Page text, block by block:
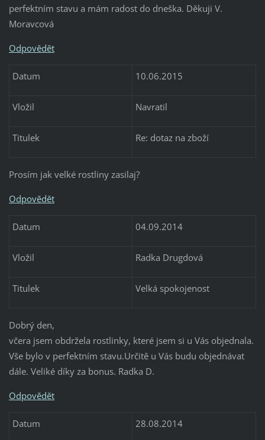
perfektním stavu a mám radost do dneška. Děkuji V.
Moravcová
Odpovědět
Datum 10.06.2015
Vložil Navratil
Titulek Re: dotaz na zboží
Prosím jak velké rostliny zasilaj?
Odpovědět
Datum 04.09.2014
Vložil Radka Drugdová
Titulek Velká spokojenost
Dobrý den,
včera jsem obdržela rostlinky, které jsem si u Vás objednala.
Vše bylo v perfektním stavu.Určitě u Vás budu objednávat
dále. Veliké díky za bonus. Radka D.
Odpovědět
Datum 28.08.2014